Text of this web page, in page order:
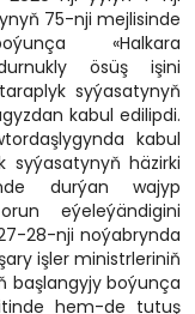
75-nji mejlisinde
«Halkara
ösüş işini
syýasatynyň
kabul edilipdi.
kabul
syýasatynyň häzirki
durýan wajyp
eýeleýändigini
28-nji noýabrynda
işler ministrleriniň
başlangyjy boýunça
hem-de tutuş